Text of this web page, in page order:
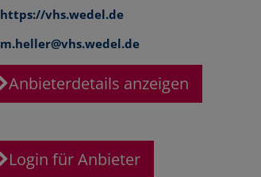
https://vhs.wedel.de
m.heller@vhs.wedel.de
Anbieterdetails anzeigen
Login für Anbieter